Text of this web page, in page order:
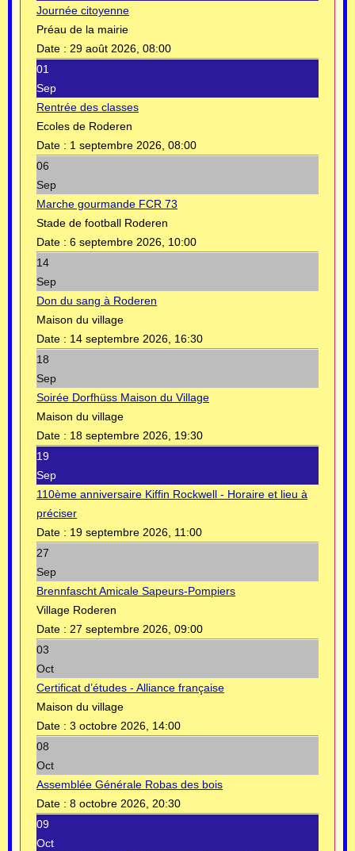
Journée citoyenne
Préau de la mairie
Date : 29 août 2026, 08:00
01
Sep
Rentrée des classes
Ecoles de Roderen
Date : 1 septembre 2026, 08:00
06
Sep
Marche gourmande FCR 73
Stade de football Roderen
Date : 6 septembre 2026, 10:00
14
Sep
Don du sang à Roderen
Maison du village
Date : 14 septembre 2026, 16:30
18
Sep
Soirée Dorfhüss Maison du Village
Maison du village
Date : 18 septembre 2026, 19:30
19
Sep
110ème anniversaire Kiffin Rockwell - Horaire et lieu à
préciser
Date : 19 septembre 2026, 11:00
27
Sep
Brennfascht Amicale Sapeurs-Pompiers
Village Roderen
Date : 27 septembre 2026, 09:00
03
Oct
Certificat d’études - Alliance française
Maison du village
Date : 3 octobre 2026, 14:00
08
Oct
Assemblée Générale Robas des bois
Date : 8 octobre 2026, 20:30
09
Oct